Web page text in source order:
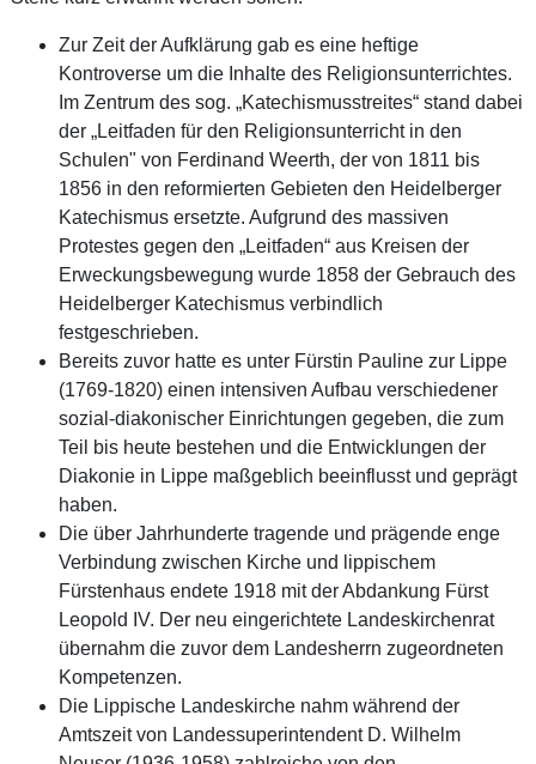
Zur Zeit der Aufklärung gab es eine heftige
Kontroverse um die Inhalte des Religionsunterrichtes.
Im Zentrum des sog. „Katechismusstreites“ stand dabei
der „Leitfaden für den Religionsunterricht in den
Schulen" von Ferdinand Weerth, der von 1811 bis
1856 in den reformierten Gebieten den Heidelberger
Katechismus ersetzte. Aufgrund des massiven
Protestes gegen den „Leitfaden“ aus Kreisen der
Erweckungsbewegung wurde 1858 der Gebrauch des
Heidelberger Katechismus verbindlich
festgeschrieben.
Bereits zuvor hatte es unter Fürstin Pauline zur Lippe
(1769-1820) einen intensiven Aufbau verschiedener
sozial-diakonischer Einrichtungen gegeben, die zum
Teil bis heute bestehen und die Entwicklungen der
Diakonie in Lippe maßgeblich beeinflusst und geprägt
haben.
Die über Jahrhunderte tragende und prägende enge
Verbindung zwischen Kirche und lippischem
Fürstenhaus endete 1918 mit der Abdankung Fürst
Leopold IV. Der neu eingerichtete Landeskirchenrat
übernahm die zuvor dem Landesherrn zugeordneten
Kompetenzen.
Die Lippische Landeskirche nahm während der
Amtszeit von Landessuperintendent D. Wilhelm